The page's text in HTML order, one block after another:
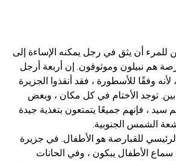
للمرء أن يثق في رجل يمكنه الإساءة إلى
هم نبيلون وموثوقون. إن أربعة أرجل
وفقًا للأسطورة ، فقد أنقذوا الجزيرة
توجد الأختام في كل مكان ، وبغض
سيد ، فإنهم جميعًا يتمتعون بتغذية جيدة
الشمس الجنوبية.
للقبارصة هو الأطفال. في جزيرة
الأطفال يبكون ، وفي الحانات